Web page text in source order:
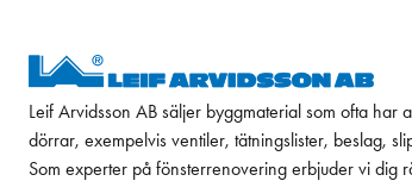
Leif Arvidsson AB säljer byggmaterial som ofta har
dörrar, exempelvis ventiler, tätningslister, beslag,
Som experter på fönsterrenovering erbjuder vi dig